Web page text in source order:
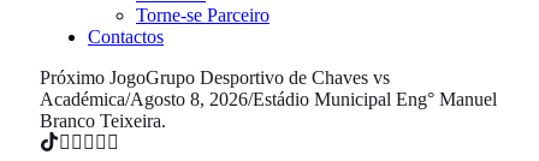
Torne-se Parceiro
Contactos
Próximo JogoGrupo Desportivo de Chaves vs
Académica/Agosto 8, 2026/Estádio Municipal Eng° Manuel
Branco Teixeira.